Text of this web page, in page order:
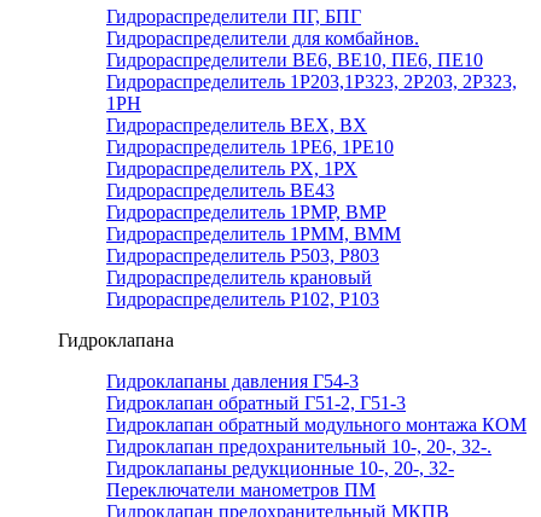
Гидрораспределители ПГ, БПГ
Гидрораспределители для комбайнов.
Гидрораспределители ВЕ6, ВЕ10, ПЕ6, ПЕ10
Гидрораспределитель 1Р203,1Р323, 2Р203, 2Р323,
1РН
Гидрораспределитель ВЕХ, ВХ
Гидрораспределитель 1РЕ6, 1РЕ10
Гидрораспределитель РХ, 1РХ
Гидрораспределитель ВЕ43
Гидрораспределитель 1РМР, ВМР
Гидрораспределитель 1РММ, ВММ
Гидрораспределитель Р503, Р803
Гидрораспределитель крановый
Гидрораспределитель Р102, Р103
Гидроклапана
Гидроклапаны давления Г54-3
Гидроклапан обратный Г51-2, Г51-3
Гидроклапан обратный модульного монтажа КОМ
Гидроклапан предохранительный 10-, 20-, 32-.
Гидроклапаны редукционные 10-, 20-, 32-
Переключатели манометров ПМ
Гидроклапан предохранительный МКПВ